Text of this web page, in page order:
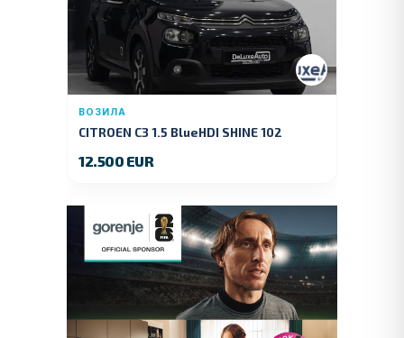
ВОЗИЛА
CITROEN C3 1.5 BlueHDI SHINE 102
12.500 EUR